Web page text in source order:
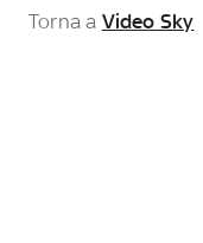
Torna a Video Sky